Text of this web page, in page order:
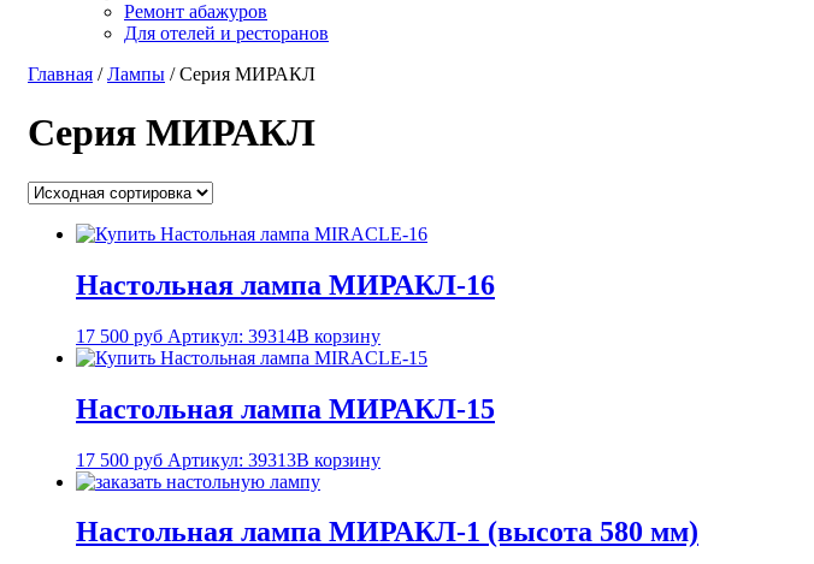
Ремонт абажуров
Для отелей и ресторанов
Главная /Лампы / Серия МИРАКЛ
Серия МИРАКЛ
Настольная лампа МИРАКЛ-16
17 500 руб Артикул: 39314В корзину
Настольная лампа МИРАКЛ-15
17 500 руб Артикул: 39313В корзину
Настольная лампа МИРАКЛ-1 (высота 580 мм)